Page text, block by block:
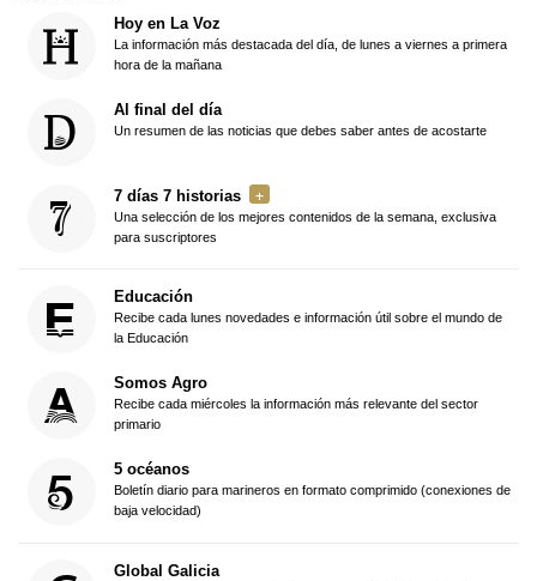
Hoy en La Voz
La información más destacada del día, de lunes a viernes a primera
hora de la mañana
Al final del día
Un resumen de las noticias que debes saber antes de acostarte
7 días 7 historias
Una selección de los mejores contenidos de la semana, exclusiva
para suscriptores
Educación
Recibe cada lunes novedades e información útil sobre el mundo de
la Educación
Somos Agro
Recibe cada miércoles la información más relevante del sector
primario
5 océanos
Boletín diario para marineros en formato comprimido (conexiones de
baja velocidad)
Global Galicia